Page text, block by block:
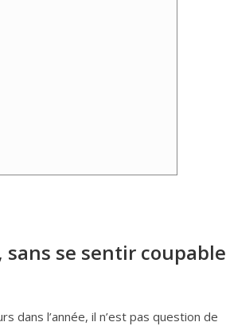
se sentir coupable
dans l’année, il n’est pas question de